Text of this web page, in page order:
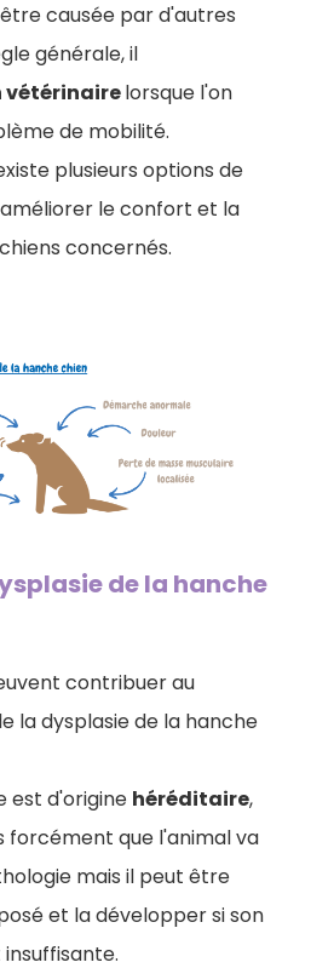
causée par d'autres
générale, il
vétérinairelorsque l'on
de mobilité.
plusieurs options de
le confort et la
concernés.
de la hanche
contribuer au
la dysplasie de la hanche
est d'origine héréditaire,
forcément que l'animal va
mais il peut être
et la développer si son